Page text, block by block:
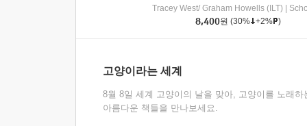
Tracey West/ Graham Howells (ILT)
8,400원 (30% +2% )
고양이라는 세계
8월 8일 세계 고양이의 날을 맞아, 고양이를 노래하
아름다운 책들을 만나보세요.